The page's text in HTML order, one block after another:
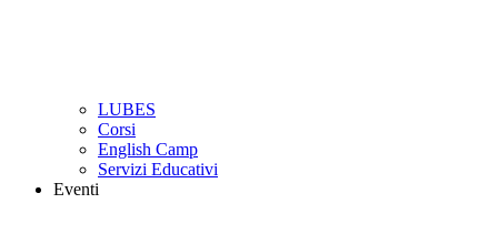
LUBES
Corsi
English Camp
Servizi Educativi
Eventi